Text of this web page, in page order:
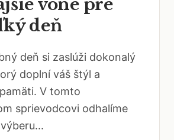
vône pre
deň
deň si zaslúži dokonalý
doplní váš štýl a
V tomto
sprievodcovi odhalíme